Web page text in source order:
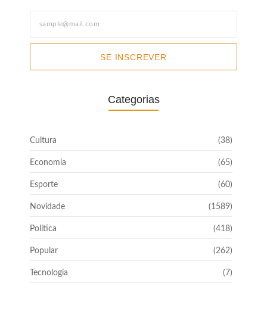
SE INSCREVER
Categorias
Cultura (38)
Economia (65)
Esporte (60)
Novidade (1589)
Política (418)
Popular (262)
Tecnologia (7)